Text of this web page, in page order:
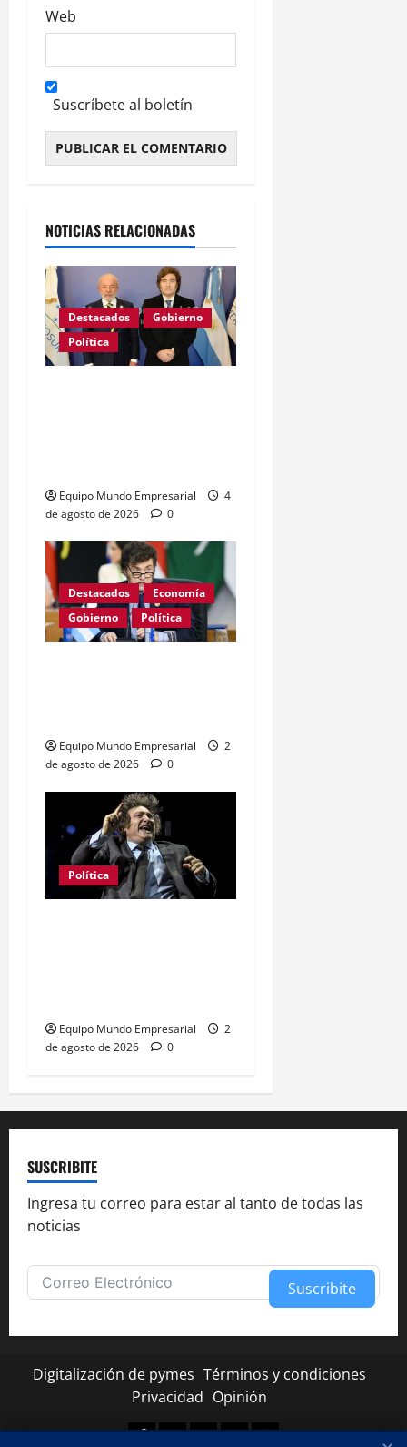
Web
Suscríbete al boletín
NOTICIAS RELACIONADAS
Destacados
Gobierno
Política
Equipo Mundo Empresarial
4
de agosto de 2026
0
Destacados
Economía
Gobierno
Política
Equipo Mundo Empresarial
2
de agosto de 2026
0
Política
Equipo Mundo Empresarial
2
de agosto de 2026
0
SUSCRIBITE
Ingresa tu correo para estar al tanto de todas las
noticias
Suscribite
Digitalización de pymes Términos y condiciones
Privacidad Opinión
Facebook
TwitterLinkedinYoutubeInstagram